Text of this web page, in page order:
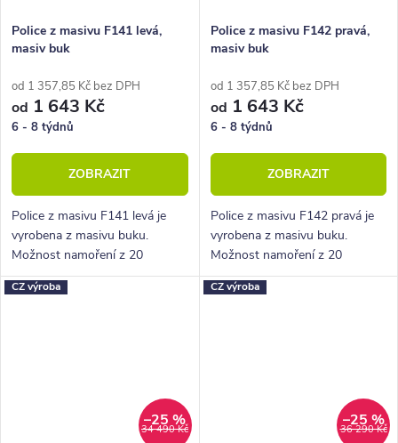
Police z masivu F141 levá,
masiv buk
od 1 357,85 Kč bez DPH
od 1 643 Kč
6 - 8 týdnů
ZOBRAZIT
Police z masivu F141 levá je
vyrobena z masivu buku.
Možnost namoření z 20
různých variant.
Police z masivu F142 pravá,
masiv buk
od 1 357,85 Kč bez DPH
od 1 643 Kč
6 - 8 týdnů
ZOBRAZIT
Police z masivu F142 pravá je
vyrobena z masivu buku.
Možnost namoření z 20
různých variant.
CZ výroba
34 490 Kč
–25 %
CZ výroba
36 290 Kč
–25 %